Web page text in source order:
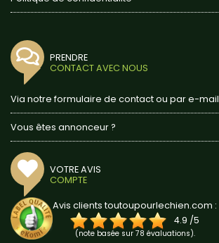
PRENDRE
CONTACT AVEC NOUS
Via notre formulaire de contact ou par e-mail
Vous êtes annonceur ?
VOTRE AVIS
COMPTE
Avis clients toutoupourlechien.com :
4.9 /5
(note basée sur 78 évaluations).